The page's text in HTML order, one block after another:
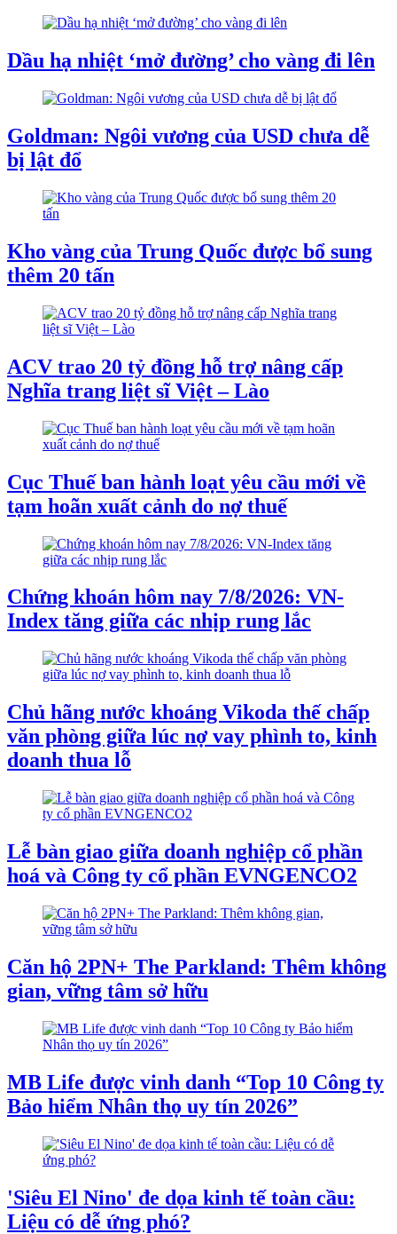
Dầu hạ nhiệt ‘mở đường’ cho vàng đi lên
Goldman: Ngôi vương của USD chưa dễ
bị lật đổ
Kho vàng của Trung Quốc được bổ sung
thêm 20 tấn
ACV trao 20 tỷ đồng hỗ trợ nâng cấp
Nghĩa trang liệt sĩ Việt – Lào
Cục Thuế ban hành loạt yêu cầu mới về
tạm hoãn xuất cảnh do nợ thuế
Chứng khoán hôm nay 7/8/2026: VN-
Index tăng giữa các nhịp rung lắc
Chủ hãng nước khoáng Vikoda thế chấp
văn phòng giữa lúc nợ vay phình to, kinh
doanh thua lỗ
Lễ bàn giao giữa doanh nghiệp cổ phần
hoá và Công ty cổ phần EVNGENCO2
Căn hộ 2PN+ The Parkland: Thêm không
gian, vững tâm sở hữu
MB Life được vinh danh “Top 10 Công ty
Bảo hiểm Nhân thọ uy tín 2026”
'Siêu El Nino' đe dọa kinh tế toàn cầu:
Liệu có dễ ứng phó?